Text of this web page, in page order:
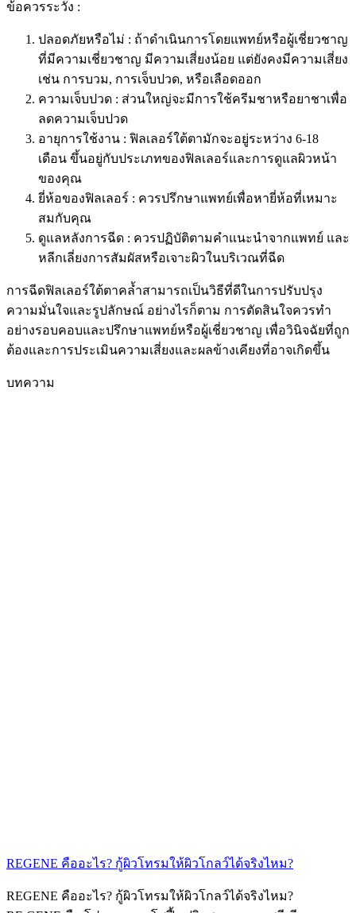
ข้อควรระวัง :
ปลอดภัยหรือไม่ : ถ้าดำเนินการโดยแพทย์หรือผู้เชี่ยวชาญ
ที่มีความเชี่ยวชาญ มีความเสี่ยงน้อย แต่ยังคงมีความเสี่ยง
เช่น การบวม, การเจ็บปวด, หรือเลือดออก
ความเจ็บปวด : ส่วนใหญ่จะมีการใช้ครีมชาหรือยาชาเพื่อ
ลดความเจ็บปวด
อายุการใช้งาน : ฟิลเลอร์ใต้ตามักจะอยู่ระหว่าง 6-18
เดือน ขึ้นอยู่กับประเภทของฟิลเลอร์และการดูแลผิวหน้า
ของคุณ
ยี่ห้อของฟิลเลอร์ : ควรปรึกษาแพทย์เพื่อหายี่ห้อที่เหมาะ
สมกับคุณ
ดูแลหลังการฉีด : ควรปฏิบัติตามคำแนะนำจากแพทย์ และ
หลีกเลี่ยงการสัมผัสหรือเจาะผิวในบริเวณที่ฉีด
การฉีดฟิลเลอร์ใต้ตาคล้ำสามารถเป็นวิธีที่ดีในการปรับปรุง
ความมั่นใจและรูปลักษณ์ อย่างไรก็ตาม การตัดสินใจควรทำ
อย่างรอบคอบและปรึกษาแพทย์หรือผู้เชี่ยวชาญ เพื่อวินิจฉัยที่ถูก
ต้องและการประเมินความเสี่ยงและผลข้างเคียงที่อาจเกิดขึ้น
บทความ
REGENE คืออะไร? กู้ผิวโทรมให้ผิวโกลว์ได้จริงไหม?
REGENE คืออะไร? กู้ผิวโทรมให้ผิวโกลว์ได้จริงไหม?